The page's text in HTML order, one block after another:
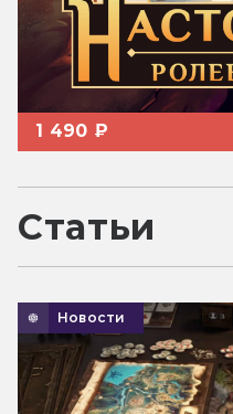
1 490 ₽
Статьи
Новости